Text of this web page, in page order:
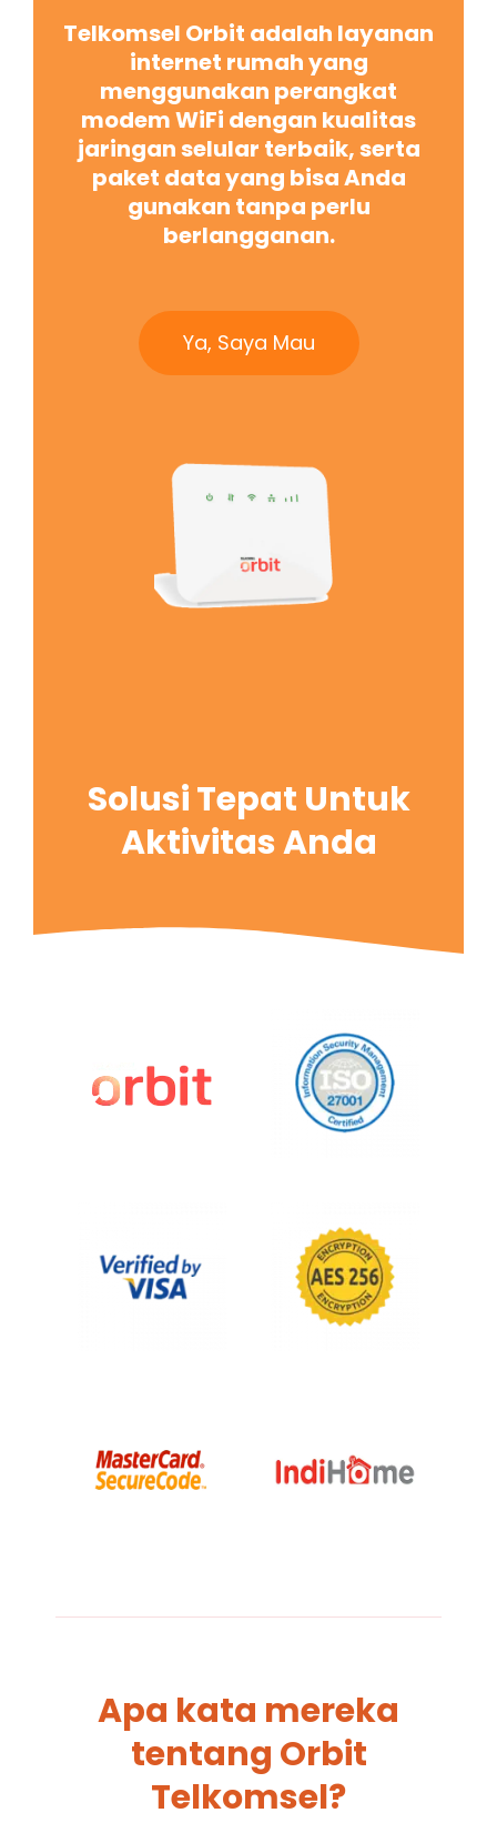
Telkomsel Orbit adalah layanan
internet rumah yang
menggunakan perangkat
modem WiFi dengan kualitas
jaringan selular terbaik, serta
paket data yang bisa Anda
gunakan tanpa perlu
berlangganan.
Ya, Saya Mau
Solusi Tepat Untuk
Aktivitas Anda
Apa kata mereka
tentang Orbit
Telkomsel?